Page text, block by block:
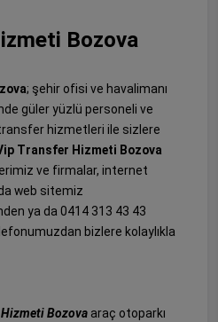
Bozova
; şehir ofisi ve havalimanı
güler yüzlü personeli ve
transfer hizmetleri ile sizlere
Transfer Hizmeti Bozova
ve firmalar, internet
web sitemiz
ya da 0414 313 43 43
bizlere kolaylıkla
Bozova araç otoparkı